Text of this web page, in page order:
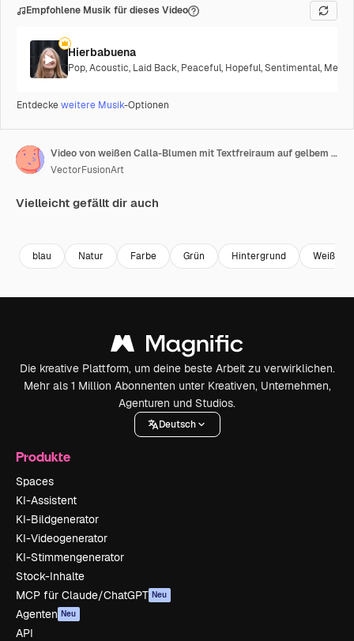
Empfohlene Musik für dieses Video
Hierbabuena
Pop,Acoustic, Laid Back, Peaceful, Hopeful,Sentimental,
Entdeckeweitere Musik-Optionen
Video von weißen Calla-Blumen mit Textfreiraum auf gelbem Hintergrund.
VectorFusionArt
Vielleicht gefällt dir auch
blau Natur Farbe Grün Hintergrund Weiß
Die kreative Plattform, um deine beste Arbeit zu verwirklichen.
Mehr als 1 Million Abonnenten unter Kreativen, Unternehmen,
Agenturen und Studios.
Deutsch
Produkte
Spaces
KI-Assistent
KI-Bildgenerator
KI-Videogenerator
KI-Stimmengenerator
Stock-Inhalte
MCP für Claude/ChatGPT Neu
Agenten Neu
API